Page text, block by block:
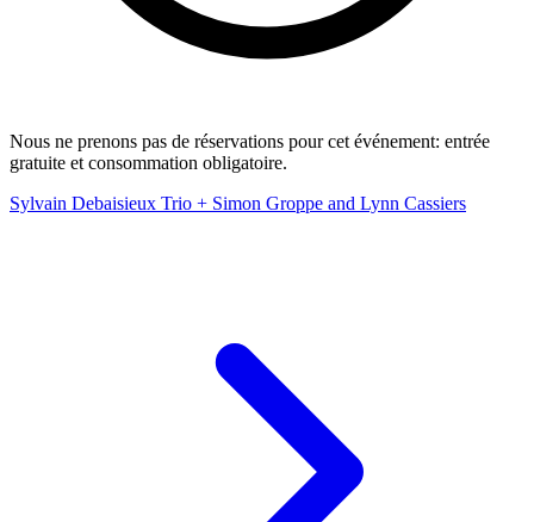
Nous ne prenons pas de réservations pour cet événement: entrée
gratuite et consommation obligatoire.
Sylvain Debaisieux Trio + Simon Groppe and Lynn Cassiers